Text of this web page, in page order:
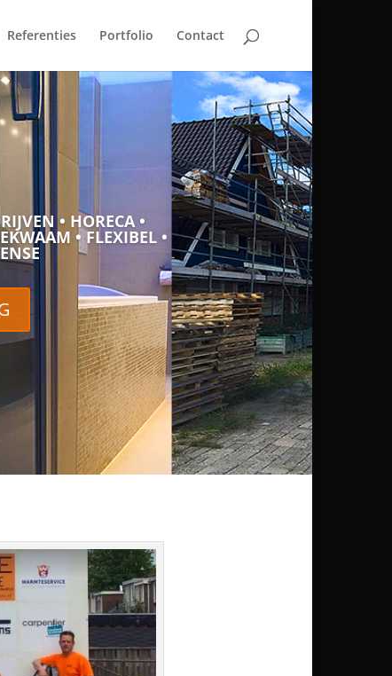
Referenties Portfolio Contact
• HORECA •
• FLEXIBEL •